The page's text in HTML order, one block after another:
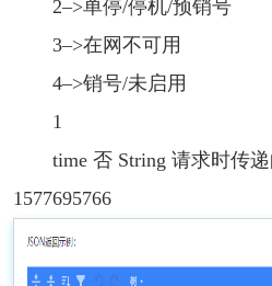
2–>单停/停机/预销号
3–>在网不可用
4–>销号/未启用
1
time 否 String 请求时传
1577695766